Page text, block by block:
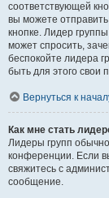
соответствующей
вы можете
кнопке. Лидер
может спросить,
беспокойте лидера
быть для этого свои
Вернуться к
Как мне стать
Лидеры групп
конференции. Если
свяжитесь с
сообщение.